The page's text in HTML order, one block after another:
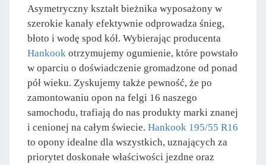
Asymetryczny kształt bieżnika wyposażony w
szerokie kanały efektywnie odprowadza śnieg,
błoto i wodę spod kół. Wybierając producenta
Hankook otrzymujemy ogumienie, które powstało
w oparciu o doświadczenie gromadzone od ponad
pół wieku. Zyskujemy także pewność, że po
zamontowaniu opon na felgi 16 naszego
samochodu, trafiają do nas produkty marki znanej
i cenionej na całym świecie. Hankook 195/55 R16
to opony idealne dla wszystkich, uznających za
priorytet doskonałe właściwości jezdne oraz